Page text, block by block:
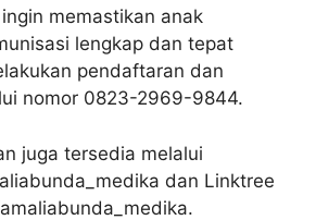
memastikan anak
lengkap dan tepat
pendaftaran dan
nomor 0823-2969-9844.
juga tersedia melalui
dan Linktree